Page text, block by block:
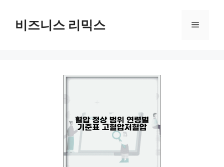
비즈니스 리믹스 메